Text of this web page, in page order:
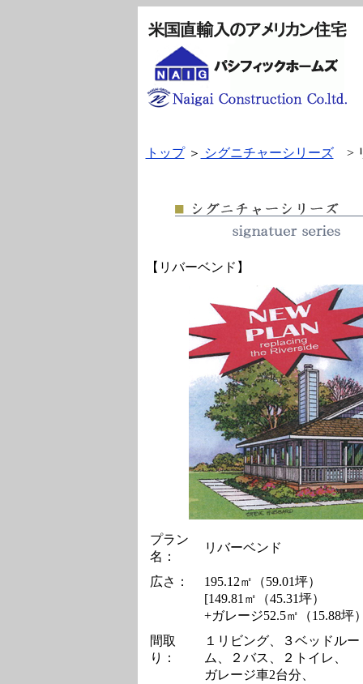
トップ ＞ シグニチャーシリーズ>
【リバーベンド】
プラン
名：
リバーベンド
広さ：
195.12㎡（59.01坪）
[149.81㎡（45.31坪）
+ガレージ52.5㎡（15.88坪
間取
り：
１リビング、３ベッドルー
ム、２バス、２トイレ、
ガレージ車2台分、